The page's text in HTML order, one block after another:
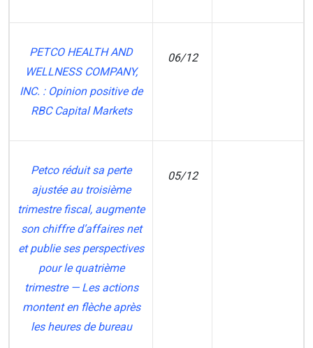
PETCO HEALTH AND
WELLNESS COMPANY,
INC. : Opinion positive de
RBC Capital Markets
06/12
Petco réduit sa perte
ajustée au troisième
trimestre fiscal, augmente
son chiffre d’affaires net
et publie ses perspectives
pour le quatrième
trimestre — Les actions
montent en flèche après
les heures de bureau
05/12